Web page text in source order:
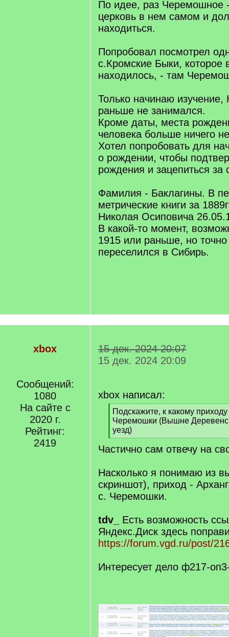
По идее, раз Черемошное
церковь в нем самом и
находиться.
Попробовал посмотрел
с.Кромские Быки, которое
находилось, - там
Только начинаю изучение,
раньше не занимался.
Кроме даты, места
человека больше ничего
Хотел попробовать для
о рождении, чтобы
рождения и зацепиться за
Фамилия - Баклагины. В
метрические книги за
Николая Осиповича
В какой-то момент,
1915 или раньше, но
переселился в Сибирь.
xbox
Сообщений:
1080
На сайте с
2020 г.
Рейтинг:
2419
15 дек. 2024 20:07
15 дек. 2024 20:09
xbox написал:
[
q
]
Подскажите, к какому
Черемошки (Вышне
уезд)
[
/
Частично сам отвечу на
Насколько я понимаю из
скриншот), приход -
с. Черемошки.
tdv_
Есть возможность
Яндекс.Диск здесь
https://forum.vgd.ru/post/
Интересует дело ф217-